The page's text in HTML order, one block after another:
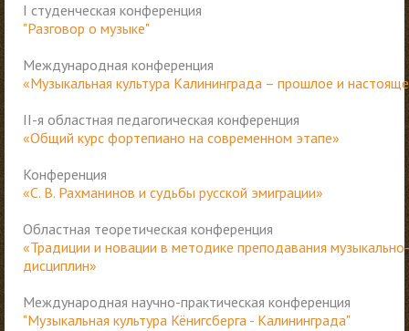
I студенческая конференция
"Разговор о музыке"
Международная конференция
«Музыкальная культура Калининграда – прошлое и
II-я областная педагогическая конференция
«Общий курс фортепиано на современном этапе»
Конференция
«С. В. Рахманинов и судьбы русской эмиграции»
Областная теоретическая конференция
«Традиции и новации в методике преподавания
дисциплин»
Международная научно-практическая конференция
"Музыкальная культура Кёнигсберга - Калининграда"